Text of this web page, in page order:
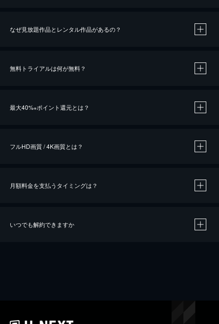
なぜ見放題作品とレンタル作品があるの？
無料トライアルは何が無料？
最大40%※ポイント還元とは？
※40％ポイント還元の対象は、クレジットカード決済による作品の購入 / レンタルです。
iOSアプリのUコイン決済による作品の購入 / レンタルは、20％のポイント還元です。
フルHD画質 / 4K画質とは？
月額料金を支払うタイミングは？
いつでも解約できますか